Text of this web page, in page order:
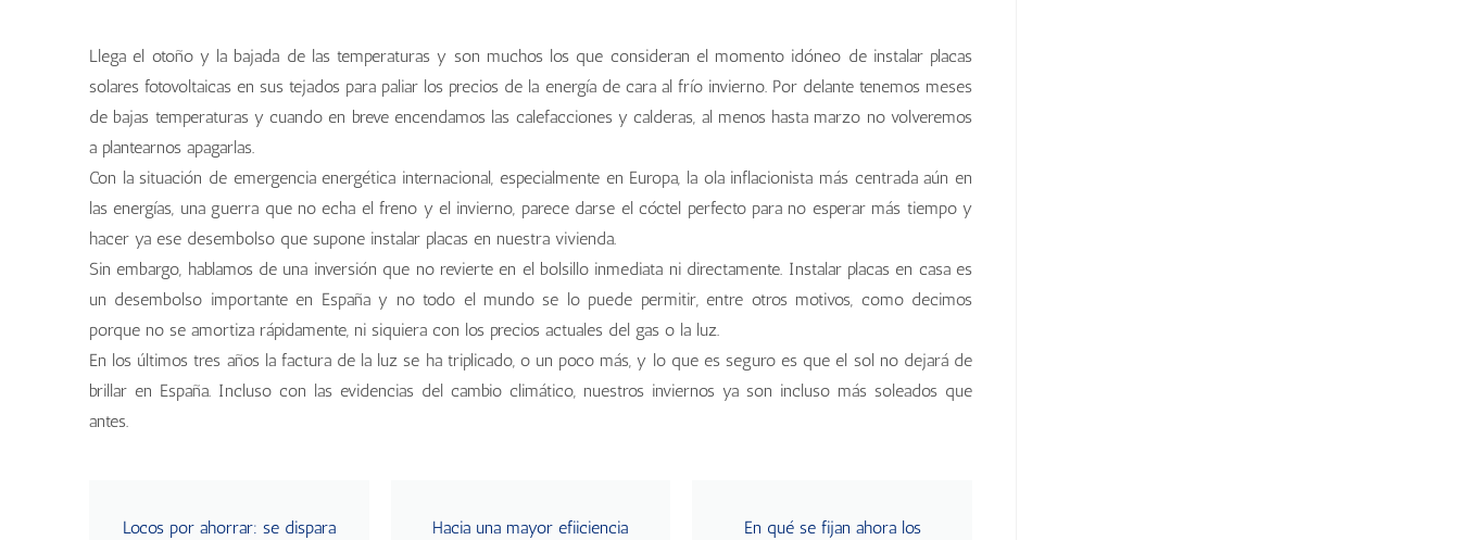
Llega el otoño y la bajada de las temperaturas y son muchos los que consideran el momento idóneo de instalar placas
solares fotovoltaicas en sus tejados para paliar los precios de la energía de cara al frío invierno. Por delante tenemos meses
de bajas temperaturas y cuando en breve encendamos las calefacciones y calderas, al menos hasta marzo no volveremos
a plantearnos apagarlas.
Con la situación de emergencia energética internacional, especialmente en Europa, la ola inflacionista más centrada aún en
las energías, una guerra que no echa el freno y el invierno, parece darse el cóctel perfecto para no esperar más tiempo y
hacer ya ese desembolso que supone instalar placas en nuestra vivienda.
Sin embargo, hablamos de una inversión que no revierte en el bolsillo inmediata ni directamente. Instalar placas en casa es
un desembolso importante en España y no todo el mundo se lo puede permitir, entre otros motivos, como decimos
porque no se amortiza rápidamente, ni siquiera con los precios actuales del gas o la luz.
En los últimos tres años la factura de la luz se ha triplicado, o un poco más, y lo que es seguro es que el sol no dejará de
brillar en España. Incluso con las evidencias del cambio climático, nuestros inviernos ya son incluso más soleados que
antes.
Locos por ahorrar: se dispara Hacia una mayor efiiciencia En qué se fijan ahora los